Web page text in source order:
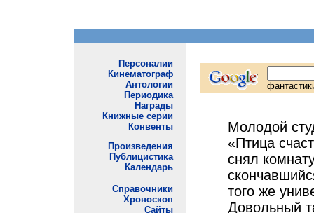
Молодой
«Птица
снял
того же
Довольный